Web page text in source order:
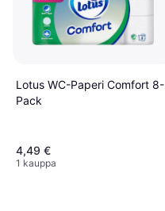
Lotus WC-Paperi Comfort 8-
Pack
4,49 €
1 kauppa